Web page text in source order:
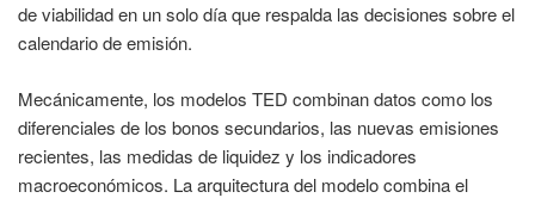
de viabilidad en un solo día que respalda las decisiones sobre el
calendario de emisión.
Mecánicamente, los modelos TED combinan datos como los
diferenciales de los bonos secundarios, las nuevas emisiones
recientes, las medidas de liquidez y los indicadores
macroeconómicos. La arquitectura del modelo combina el